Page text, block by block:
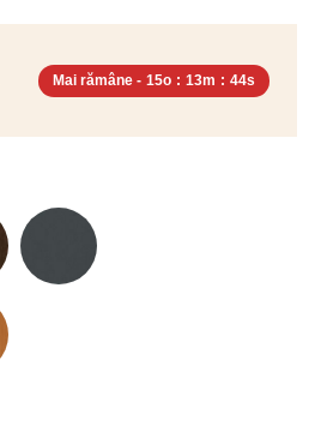
Mai rămâne - 15o : 13m : 42s